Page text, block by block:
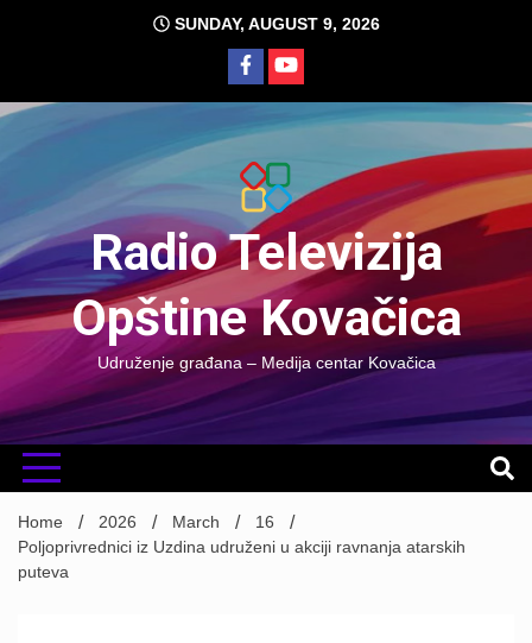
SUNDAY, AUGUST 9, 2026
Radio Televizija
Opštine Kovačica
Udruženje građana – Medija centar Kovačica
Home 2026 March
16
Poljoprivrednici iz Uzdina udruženi u akciji ravnanja atarskih
puteva